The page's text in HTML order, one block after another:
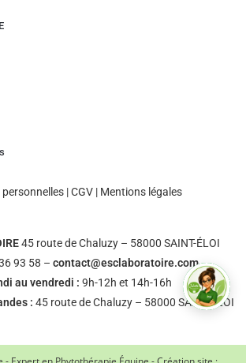
personnelles|CGV| Mentions légales
45 route de Chaluzy – 58000 SAINT-ÉLOI
93 58 – contact@esclaboratoire.com
au vendredi : 9h-12h et 14h-16h
:45 route de Chaluzy – 58000 SAINT-ÉLOI